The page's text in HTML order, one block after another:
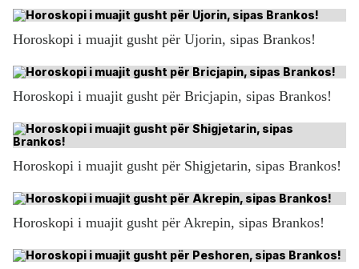
Horoskopi i muajit gusht për Ujorin, sipas Brankos!
Horoskopi i muajit gusht për Bricjapin, sipas Brankos!
Horoskopi i muajit gusht për Shigjetarin, sipas Brankos!
Horoskopi i muajit gusht për Akrepin, sipas Brankos!